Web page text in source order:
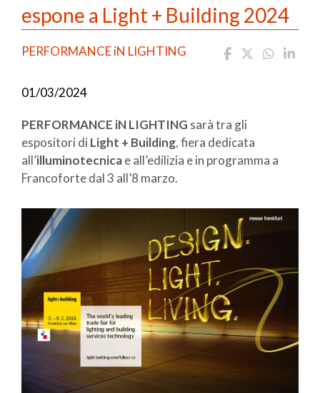
espone a Light + Building 2024
PERFORMANCE iN LIGHTING
01/03/2024
PERFORMANCE iN LIGHTING sarà tra gli
espositori di Light + Building, fiera dedicata
all’illuminotecnicae all’edilizia e in programma a
Francoforte dal 3 all’8 marzo.